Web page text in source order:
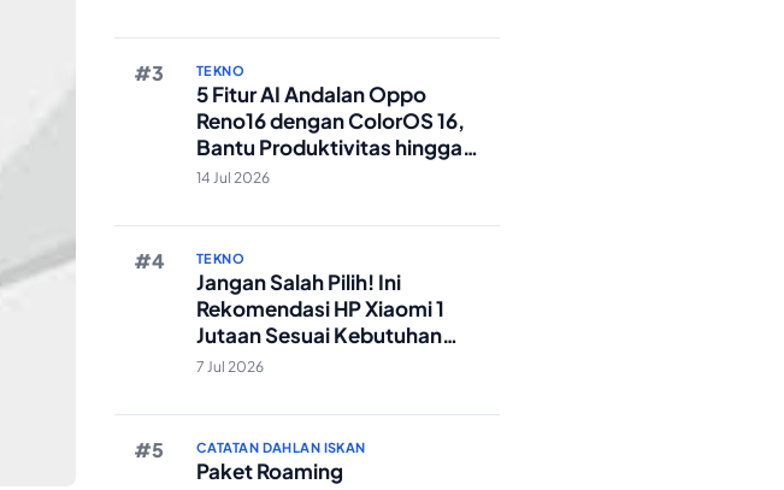
TEKNO
5 Fitur AI Andalan Oppo
Reno16 dengan ColorOS 16,
Bantu Produktivitas hingga
Edit Foto Lebih Praktis
14 Jul 2026
TEKNO
Jangan Salah Pilih! Ini
Rekomendasi HP Xiaomi 1
Jutaan Sesuai Kebutuhan
Anda
7 Jul 2026
CATATAN DAHLAN ISKAN
Paket Roaming